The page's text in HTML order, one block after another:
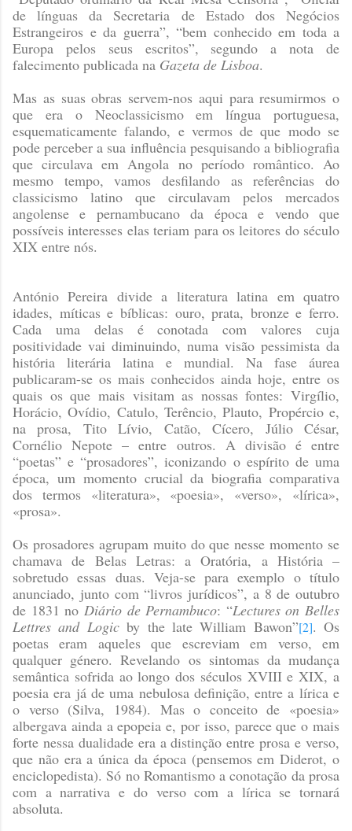
de línguas da Secretaria de Estado dos Negócios
Estrangeiros e da guerra”, “bem conhecido em toda a
Europa pelos seus escritos”, segundo a nota de
falecimento publicada na Gazeta de Lisboa.
Mas as suas obras servem-nos aqui para resumirmos o
que era o Neoclassicismo em língua portuguesa,
esquematicamente falando, e vermos de que modo se
pode perceber a sua influência pesquisando a bibliografia
que circulava em Angola no período romântico. Ao
mesmo tempo, vamos desfilando as referências do
classicismo latino que circulavam pelos mercados
angolense e pernambucano da época e vendo que
possíveis interesses elas teriam para os leitores do século
XIX entre nós.
António Pereira divide a literatura latina em quatro
idades, míticas e bíblicas: ouro, prata, bronze e ferro.
Cada uma delas é conotada com valores cuja
positividade vai diminuindo, numa visão pessimista da
história literária latina e mundial. Na fase áurea
publicaram-se os mais conhecidos ainda hoje, entre os
quais os que mais visitam as nossas fontes: Virgílio,
Horácio, Ovídio, Catulo, Terêncio, Plauto, Propércio e,
na prosa, Tito Lívio, Catão, Cícero, Júlio César,
Cornélio Nepote – entre outros. A divisão é entre
“poetas” e “prosadores”, iconizando o espírito de uma
época, um momento crucial da biografia comparativa
dos termos «literatura», «poesia», «verso», «lírica»,
«prosa».
Os prosadores agrupam muito do que nesse momento se
chamava de Belas Letras: a Oratória, a História –
sobretudo essas duas. Veja-se para exemplo o título
anunciado, junto com “livros jurídicos”, a 8 de outubro
de 1831 no Diário de Pernambuco: “Lectures on Belles
Lettres and Logicby the late William Bawon”[2]. Os
poetas eram aqueles que escreviam em verso, em
qualquer género. Revelando os sintomas da mudança
semântica sofrida ao longo dos séculos XVIII e XIX, a
poesia era já de uma nebulosa definição, entre a lírica e
o verso (Silva, 1984). Mas o conceito de «poesia»
albergava ainda a epopeia e, por isso, parece que o mais
forte nessa dualidade era a distinção entre prosa e verso,
que não era a única da época (pensemos em Diderot, o
enciclopedista). Só no Romantismo a conotação da prosa
com a narrativa e do verso com a lírica se tornará
absoluta.